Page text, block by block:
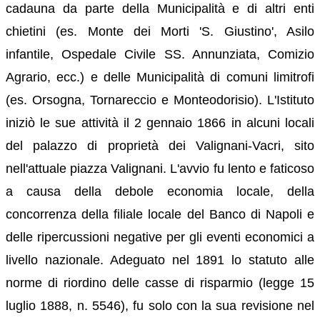
cadauna da parte della Municipalità e di altri enti
chietini (es. Monte dei Morti 'S. Giustino', Asilo
infantile, Ospedale Civile SS. Annunziata, Comizio
Agrario, ecc.) e delle Municipalità di comuni limitrofi
(es. Orsogna, Tornareccio e Monteodorisio). L'Istituto
iniziò le sue attività il 2 gennaio 1866 in alcuni locali
del palazzo di proprietà dei Valignani-Vacri, sito
nell'attuale piazza Valignani. L'avvio fu lento e faticoso
a causa della debole economia locale, della
concorrenza della filiale locale del Banco di Napoli e
delle ripercussioni negative per gli eventi economici a
livello nazionale. Adeguato nel 1891 lo statuto alle
norme di riordino delle casse di risparmio (legge 15
luglio 1888, n. 5546), fu solo con la sua revisione nel